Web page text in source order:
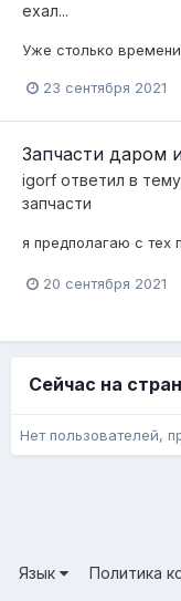
ехал...
Уже столько
23 сентября 2021
Запчасти даром
igorf ответил в
запчасти
я предполагаю с тех
20 сентября 2021
Сейчас на
Нет пользователей,
Язык Политика